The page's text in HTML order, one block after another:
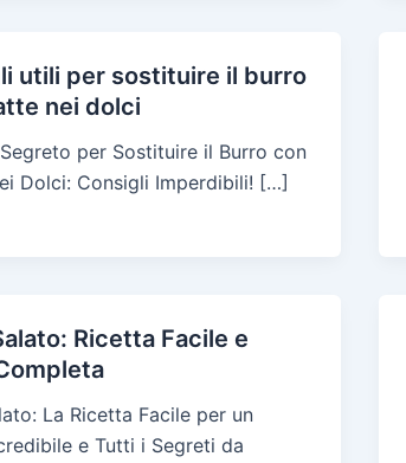
utili per sostituire il burro
nei dolci
per Sostituire il Burro con
Dolci: Consigli Imperdibili! […]
Ricetta Facile e
La Ricetta Facile per un
e Tutti i Segreti da